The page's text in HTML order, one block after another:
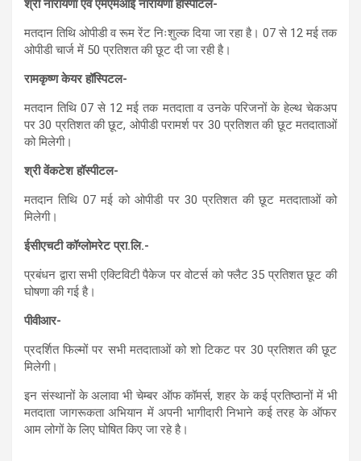
श्री नारायणा एवं एमएमआई नारायणा हॉस्पीटल-
मतदान तिथि ओपीडी व रूम रेंट निःशुल्क दिया जा रहा है। 07 से 12 मई तक
ओपीडी चार्ज में 50 प्रतिशत की छूट दी जा रही है।
रामकृष्ण केयर हॉस्पिटल-
मतदान तिथि 07 से 12 मई तक मतदाता व उनके परिजनों के हेल्थ चेकअप
पर 30 प्रतिशत की छूट, ओपीडी परामर्श पर 30 प्रतिशत की छूट मतदाताओं
को मिलेगी।
श्री वेंकटेश हॉस्पीटल-
मतदान तिथि 07 मई को ओपीडी पर 30 प्रतिशत की छूट मतदाताओं को
मिलेगी।
ईसीएचटी कॉग्लोमरेट प्रा.लि.-
प्रबंधन द्वारा सभी एक्टिविटी पैकेज पर वोटर्स को फ्लैट 35 प्रतिशत छूट की
घोषणा की गई है।
पीवीआर-
प्रदर्शित फिल्मों पर सभी मतदाताओं को शो टिकट पर 30 प्रतिशत की छूट
मिलेगी।
इन संस्थानों के अलावा भी चेम्बर ऑफ कॉमर्स, शहर के कई प्रतिष्ठानों में भी
मतदाता जागरूकता अभियान में अपनी भागीदारी निभाने कई तरह के ऑफर
आम लोगों के लिए घोषित किए जा रहे है।